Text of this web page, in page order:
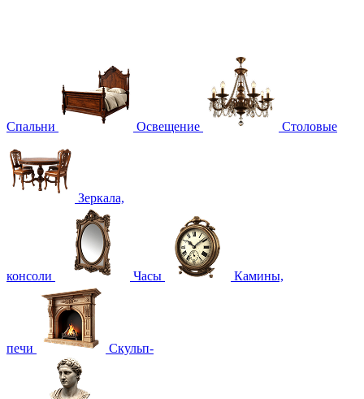
Спальни Освещение Столовые
Зеркала,
консоли Часы Камины,
печи Скульп-